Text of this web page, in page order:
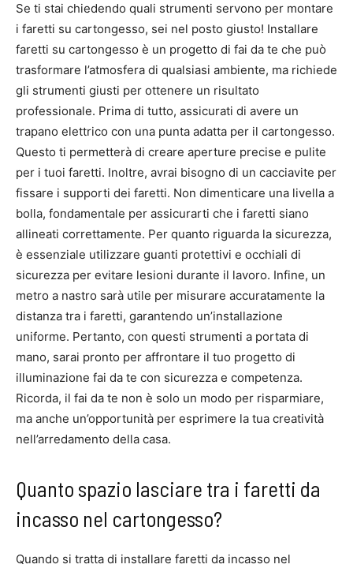
Se ti stai chiedendo quali strumenti servono per montare
i faretti su cartongesso, sei nel posto giusto! Installare
faretti su cartongesso è un progetto di fai da te che può
trasformare l’atmosfera di qualsiasi ambiente, ma richiede
gli strumenti giusti per ottenere un risultato
professionale. Prima di tutto, assicurati di avere un
trapano elettrico con una punta adatta per il cartongesso.
Questo ti permetterà di creare aperture precise e pulite
per i tuoi faretti. Inoltre, avrai bisogno di un cacciavite per
fissare i supporti dei faretti. Non dimenticare una livella a
bolla, fondamentale per assicurarti che i faretti siano
allineati correttamente. Per quanto riguarda la sicurezza,
è essenziale utilizzare guanti protettivi e occhiali di
sicurezza per evitare lesioni durante il lavoro. Infine, un
metro a nastro sarà utile per misurare accuratamente la
distanza tra i faretti, garantendo un’installazione
uniforme. Pertanto, con questi strumenti a portata di
mano, sarai pronto per affrontare il tuo progetto di
illuminazione fai da te con sicurezza e competenza.
Ricorda, il fai da te non è solo un modo per risparmiare,
ma anche un’opportunità per esprimere la tua creatività
nell’arredamento della casa.
Quanto spazio lasciare tra i faretti da
incasso nel cartongesso?
Quando si tratta di installare faretti da incasso nel